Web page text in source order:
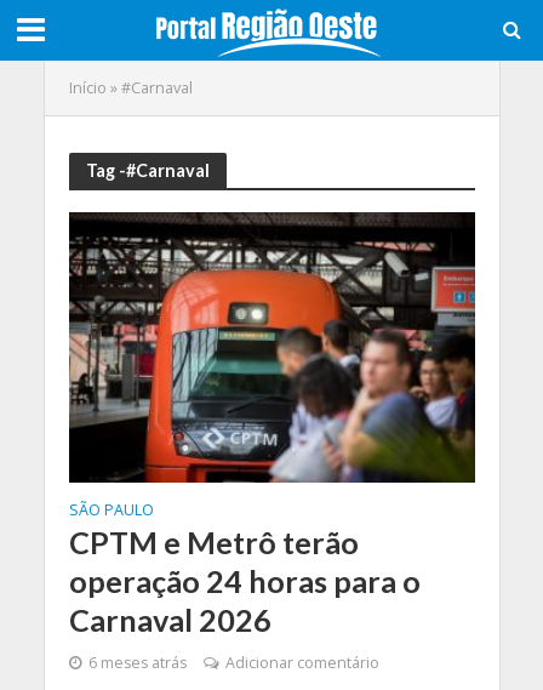
Início »#Carnaval
Tag -#Carnaval
SÃO PAULO
CPTM e Metrô terão
operação 24 horas para o
Carnaval 2026
6 meses atrás Adicionar comentário